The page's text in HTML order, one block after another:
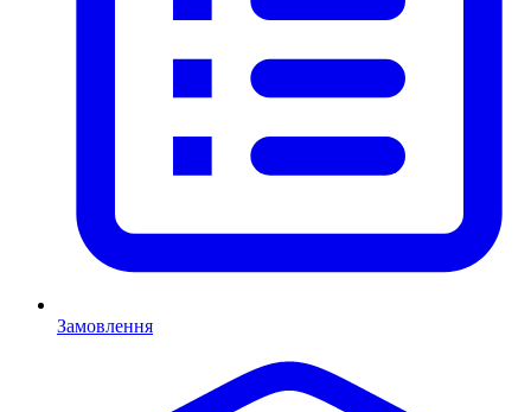
Замовлення